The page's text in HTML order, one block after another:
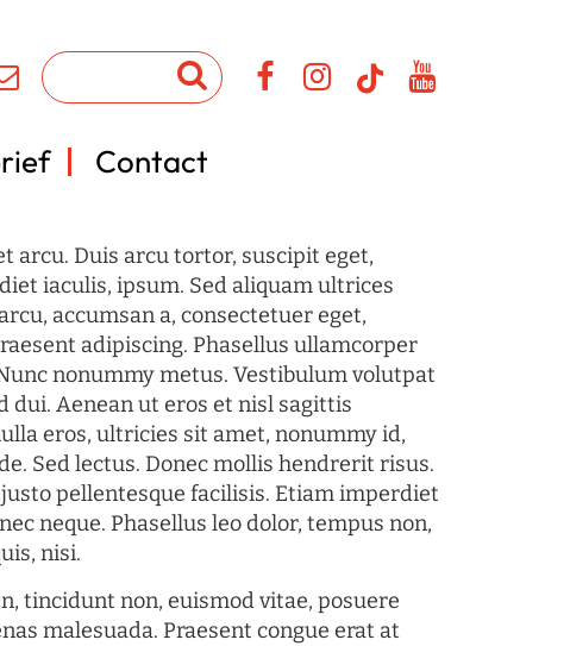
Contact
arcu. Duis arcu tortor, suscipit eget,
iaculis, ipsum. Sed aliquam ultrices
accumsan a, consectetuer eget,
adipiscing. Phasellus ullamcorper
nonummy metus. Vestibulum volutpat
dui. Aenean ut eros et nisl sagittis
eros, ultricies sit amet, nonummy id,
Sed lectus. Donec mollis hendrerit risus.
pellentesque facilisis. Etiam imperdiet
neque. Phasellus leo dolor, tempus non,
nisi.
tincidunt non, euismod vitae, posuere
malesuada. Praesent congue erat at